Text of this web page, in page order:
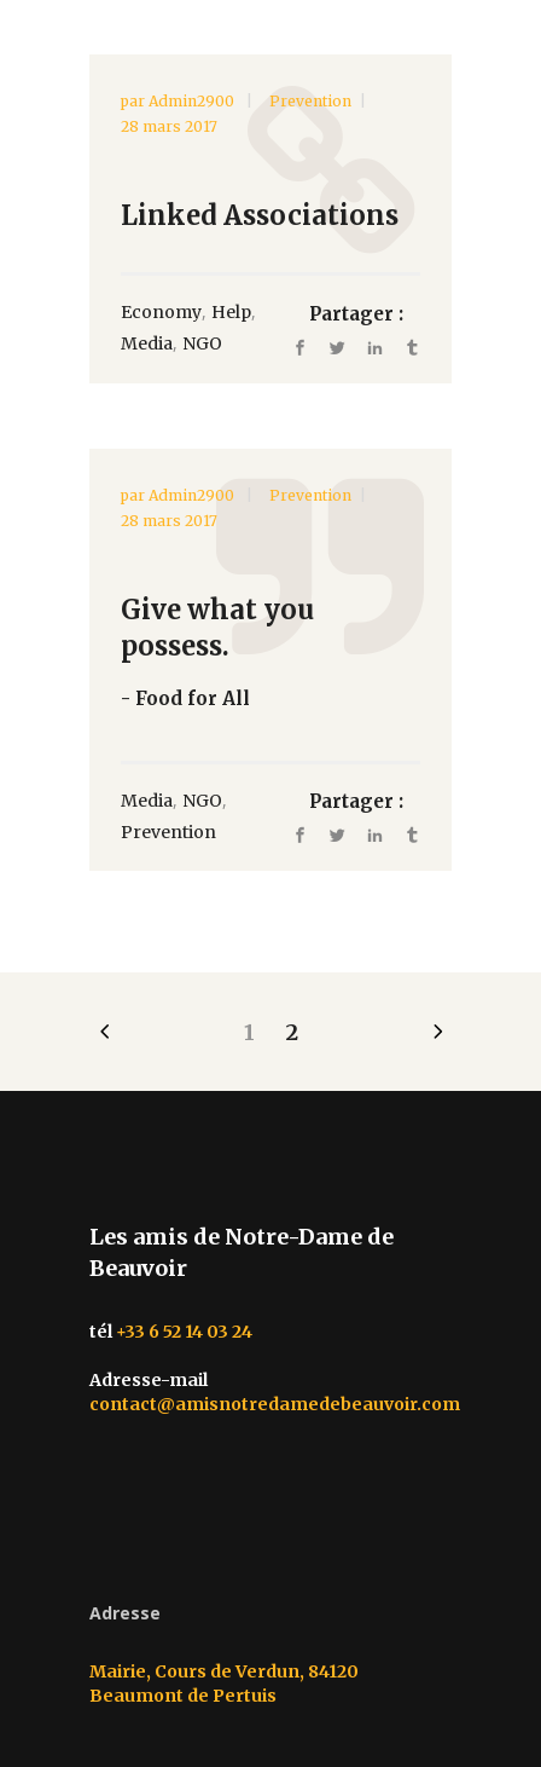
par Admin2900
Prevention
28 mars 2017
Linked Associations
Economy, Help,
Media, NGO
Partager :
par Admin2900
Prevention
28 mars 2017
Give what you
possess.
- Food for All
Media, NGO,
Prevention
Partager :
1 2
Les amis de Notre-Dame de
Beauvoir
tél+33 6 52 14 03 24
Adresse-mail
contact@amisnotredamedebeauvoir.com
Adresse
Mairie, Cours de Verdun, 84120
Beaumont de Pertuis